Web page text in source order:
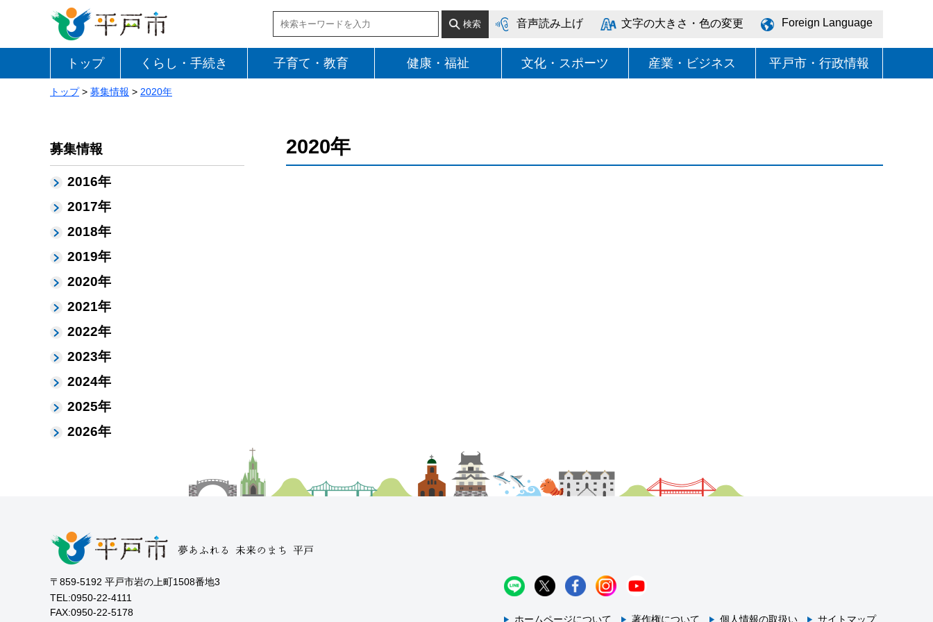
音声読み上げ 文字の大きさ・色の変更 Foreign Language
トップ くらし・手続き 子育て・教育 健康・福祉 文化・スポーツ 産業・ビジネス 平戸市・行政情報
トップ> 募集情報 > 2020年
募集情報
2016年
2017年
2018年
2019年
2020年
2021年
2022年
2023年
2024年
2025年
2026年
2020年
〒859-5192 平戸市岩の上町1508番地3
TEL:0950-22-4111
FAX:0950-22-5178
ホームページについて 著作権について 個人情報の取扱い サイトマップ